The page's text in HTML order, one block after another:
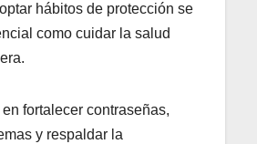
hábitos de protección se
como cuidar la salud
en fortalecer contraseñas,
y respaldar la